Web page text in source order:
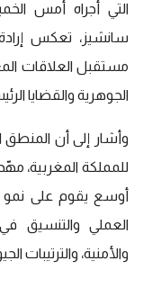
التي أجراه أمس
سانشيز، تعكس
مستقبل العلاقات
الجوهرية والقضايا
وأشار إلى أن المنطق
للمملكة المغربية،
أوسع يقوم على نمو
العملي والتنسيق
والأمنية، والترتيبات